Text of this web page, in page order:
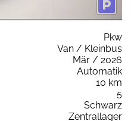
Pkw
Van / Kleinbus
Mär / 2026
Automatik
10 km
5
Schwarz
Zentrallager